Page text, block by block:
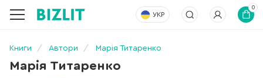
УКР
0
Книги Автори Марія Титаренко
Марія Титаренко